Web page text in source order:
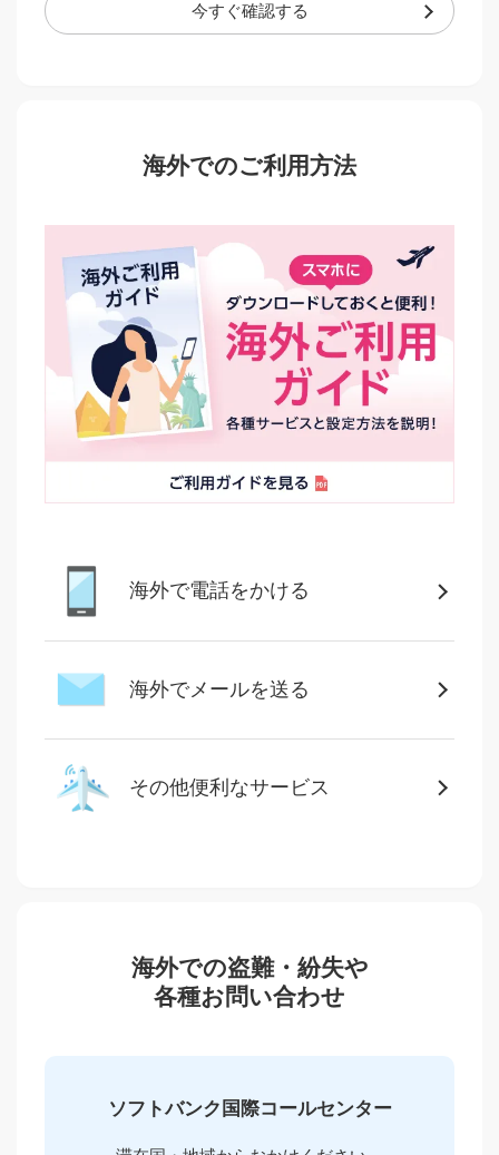
今すぐ確認する
海外でのご利用方法
海外で電話をかける
海外でメールを送る
その他便利なサービス
海外での盗難・紛失や
各種お問い合わせ
ソフトバンク国際コールセンター